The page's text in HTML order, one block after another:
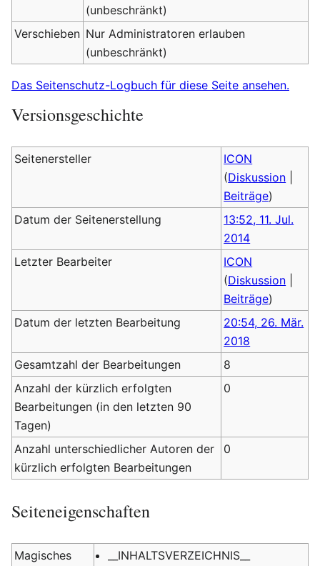
(unbeschränkt)
Verschieben Nur Administratoren erlauben
(unbeschränkt)
Das Seitenschutz-Logbuch für diese Seite ansehen.
Versionsgeschichte
Seitenersteller
ICON
(Diskussion
Beiträge)
Datum der Seitenerstellung
13:52, 11. Jul.
2014
Letzter Bearbeiter
ICON
(Diskussion
Beiträge)
Datum der letzten Bearbeitung
20:54, 26. Mär.
2018
Gesamtzahl der Bearbeitungen
8
Anzahl der kürzlich erfolgten
Bearbeitungen (in den letzten 90
Tagen)
0
Anzahl unterschiedlicher Autoren der
kürzlich erfolgten Bearbeitungen
0
Seiteneigenschaften
Magisches
__INHALTSVERZEICHNIS__